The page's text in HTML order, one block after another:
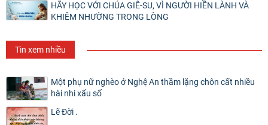
HÃY HỌC VỚI CHÚA GIÊ-SU, VÌ NGƯỜI HIỀN LÀNH VÀ
KHIÊM NHƯỜNG TRONG LÒNG
Tin xem nhiều
Một phụ nữ nghèo ở Nghệ An thầm lặng chôn cất nhiều
hài nhi xấu số
Lẽ Đời .